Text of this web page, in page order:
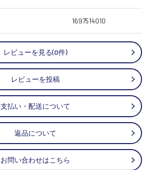
1697514010
レビューを見る(0件)
レビューを投稿
支払い・配送について
返品について
お問い合わせはこちら